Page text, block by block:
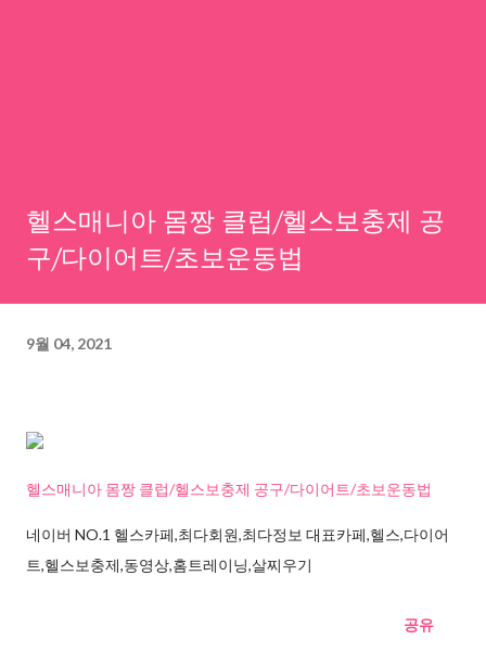
헬스매니아 몸짱 클럽/헬스보충제 공
구/다이어트/초보운동법
9월 04, 2021
헬스매니아 몸짱 클럽/헬스보충제 공구/다이어트/초보운동법
네이버 NO.1 헬스카페,최다회원,최다정보 대표카페,헬스,다이어
트,헬스보충제,동영상,홈트레이닝,살찌우기
공유